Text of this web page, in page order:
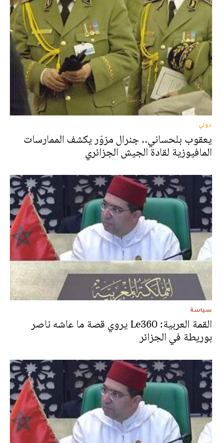
دولي
يعقوب بلحساني.. جنرال مزوّر يكشف الممارسات
المافيوزية لقادة الجيش الجزائري
سياسة
القمة العربية: Le360 يروي قصة ما عاشه ناصر
بوريطة في الجزائر